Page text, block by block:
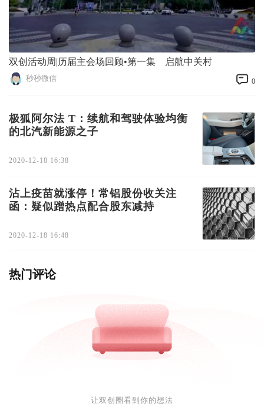
双创活动周|历届主会场回顾•第一集 启航中关村
秒秒微信 0
极狐阿尔法 T：续航和驾驶体验均衡
的北汽新能源之子
2020-12-18 16:38
沾上疫苗就涨停！常铝股份收关注
函：疑似蹭热点配合股东减持
2020-12-18 16:48
热门评论
让双创圈看到你的想法